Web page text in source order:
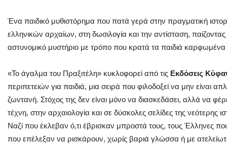
Ένα παιδικό μυθιστόρημα που πατά γερά στην πραγματική
ελληνικών αρχαίων, στη δωσιλογία και την αντίσταση, παίζοντας
αστυνομικό μυστήριο με τρόπο που κρατά τα παιδιά καρφωμένα
«Το άγαλμα του Πραξιτέλη» κυκλοφορεί από τις Εκδόσεις
περιπετειών για παιδιά, μια σειρά που φιλοδοξεί να μην είναι
ζωντανή. Στόχος της δεν είναι μόνο να διασκεδάσει, αλλά να
τέχνη, στην αρχαιολογία και σε δύσκολες σελίδες της νεότερης
Ναζί που έκλεβαν ό,τι έβρισκαν μπροστά τους, τους Έλληνες
που επέλεξαν να ρισκάρουν, χωρίς βαριά γλώσσα ή με